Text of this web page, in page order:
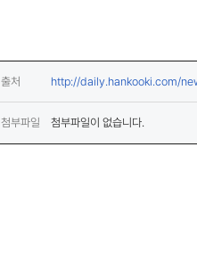
출처 http://daily.hankooki.com/
첨부파일 첨부파일이 없습니다.